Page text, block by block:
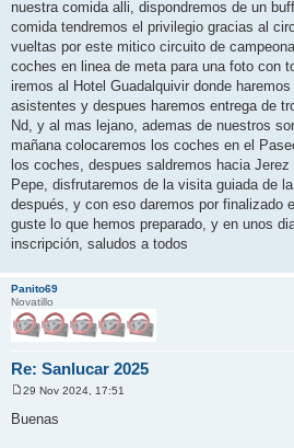
nuestra comida alli, dispondremos de un
comida tendremos el privilegio gracias al
vueltas por este mitico circuito de
coches en linea de meta para una foto con
iremos al Hotel Guadalquivir donde
asistentes y despues haremos entrega de
Nd, y al mas lejano, ademas de nuestros
mañana colocaremos los coches en el
los coches, despues saldremos hacia
Pepe, disfrutaremos de la visita guiada de
después, y con eso daremos por finalizado
guste lo que hemos preparado, y en unos
inscripción, saludos a todos
Panito69
Novatillo
Re: Sanlucar 2025
n
29 Nov 2024, 17:51
Buenas